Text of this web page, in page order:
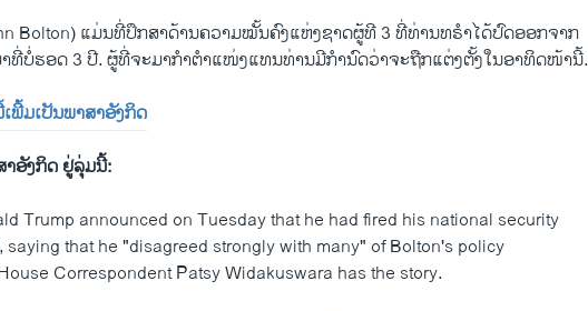
Bolton) ແມ່ນ​ທີ່​ປຶກ​ສາ​ດ້ານ​ຄວາມ​ໝັ້ນ​ຄົງ​ແຫ່ງ​ຊາດຜູ້​ທີ 3 ທີ່​ທ່ານ​ທ​ຣຳ​ໄດ້​ປົດ​ອອກ​ຈາກ​
ທີ່ບໍ່​ຮອດ 3 ປີ. ຜູ້​ທີ່​ຈະ​ມາ​ກຳ​ຕຳ​ແໜ່ງ​ແທນ​ທ່ານມີ​ກຳ​ນົດ​ວ່າ​ຈະ​ຖືກ​ແຕ່ງ​ຕັ້ງ​ໃນ​ອາ​ທິດ​ໜ້ານີ້.
ພີ້ມ​ເປັນ​ພາ​ສາ​ອັງ​ກິດ
າ​ອັງ​ກິດ ຢູ່​ລຸ່ມນີ້:
Trump announced on Tuesday that he had fired his national security
that he "disagreed strongly with many" of Bolton's policy
Correspondent Patsy Widakuswara has the story.